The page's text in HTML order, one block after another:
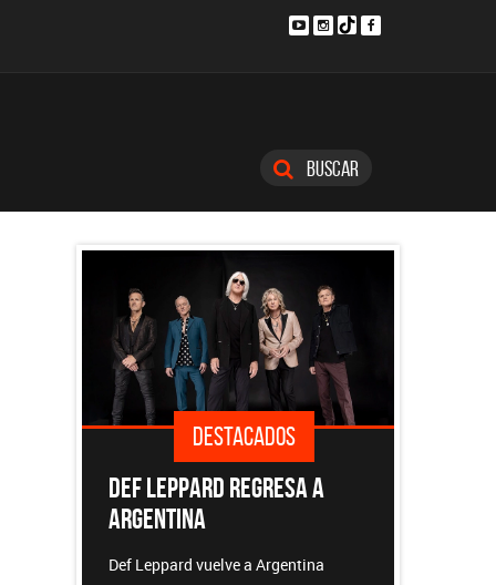
Buscar
DESTACADOS
REGRESA A
vuelve a Argentina
DESTACADOS
EL DOCUMENTAL DE LOS
Patricio Rey y sus Redonditos de